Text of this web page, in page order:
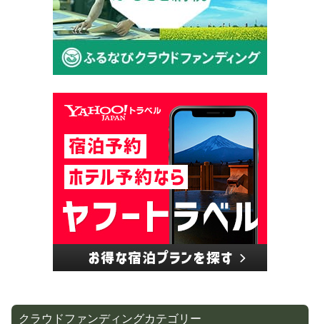
クラウドファンディングカテゴリー